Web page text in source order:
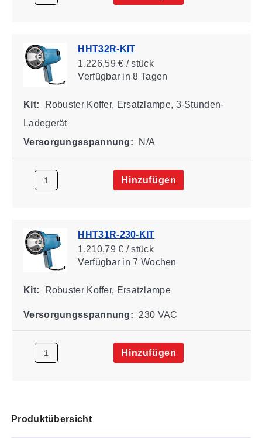
HHT32R-KIT
1.226,59 € / stück
Verfügbarin 8 Tagen
Kit:
Robuster Koffer, Ersatzlampe, 3-Stunden-
Ladegerät
Versorgungsspannung:
N/A
Hinzufügen
HHT31R-230-KIT
1.210,79 € / stück
Verfügbarin 7 Wochen
Kit: Robuster Koffer, Ersatzlampe
Versorgungsspannung: 230 VAC
Hinzufügen
Produktübersicht